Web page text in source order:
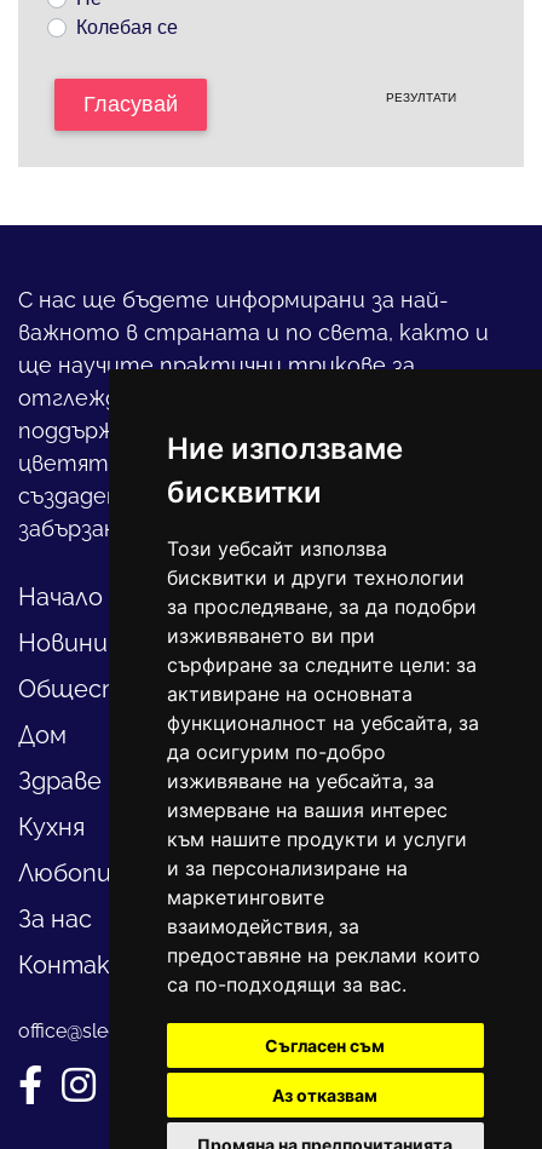
Ние използваме
бисквитки
Този уебсайт използва
бисквитки и други технологии
за проследяване, за да подобри
изживяването ви при
сърфиране за следните цели: за
активиране на основната
функционалност на уебсайта, за
да осигурим по-добро
изживяване на уебсайта, за
измерване на вашия интерес
към нашите продукти и услуги
и за персонализиране на
маркетинговите
взаимодействия, за
предоставяне на реклами които
са по-подходящи за вас.
Съгласен съм
Аз отказвам
Промяна на предпочитанията
Колебая се
Гласувай РЕЗУЛТАТИ
С нас ще бъдете информирани за най-
важното в страната и по света, както и
ще научите практични трикове за
отглеждането на детето, за
поддържането на дома и градината,
цветята, интериора и, въобще, как да
създадете своя уютен оазис в този така
забързан свят.
Начало
Новини
Общество
Дом
Здраве
Кухня
Любопитно
За нас
Контакти
office@sledvayme.net